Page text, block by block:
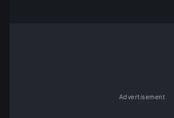
Advertisement